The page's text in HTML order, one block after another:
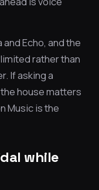
Echo, and the
rather than
If asking a
house matters
Music is the
while